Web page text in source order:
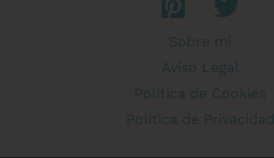
Sobre mí
Aviso Legal
Política de Cookies
Política de Privacidad